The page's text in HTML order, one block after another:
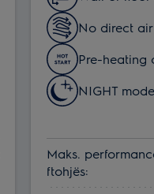
No direct
Pre-heating
NIGHT mode
Maks.
ftohjës: